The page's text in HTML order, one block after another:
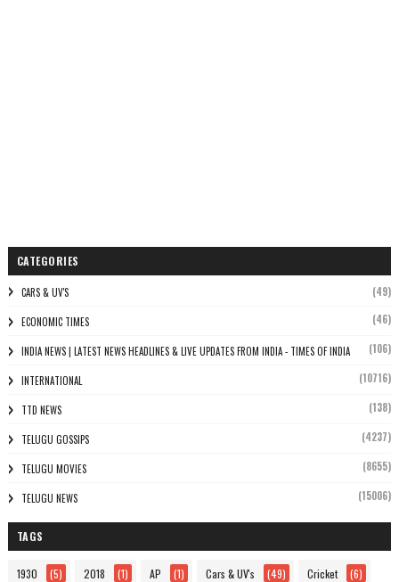
CATEGORIES
CARS & UV'S (49)
ECONOMIC TIMES (46)
INDIA NEWS | LATEST NEWS HEADLINES & LIVE UPDATES FROM INDIA - TIMES OF INDIA (106)
INTERNATIONAL (10716)
TTD NEWS (138)
TELUGU GOSSIPS (4237)
TELUGU MOVIES (8655)
TELUGU NEWS (15006)
TAGS
1930 (5) 2018 (1) AP (1) Cars & UV's (49) Cricket (6)